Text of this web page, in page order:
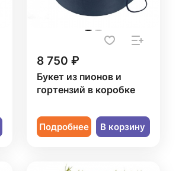
8 750 ₽
Букет из пионов и
гортензий в коробке
Подробнее В корзину